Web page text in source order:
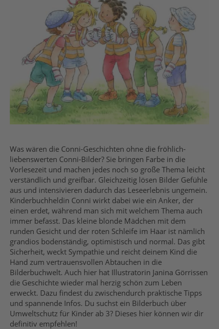
Was wären die Conni-Geschichten ohne die fröhlich-
liebenswerten Conni-Bilder? Sie bringen Farbe in die
Vorlesezeit und machen jedes noch so große Thema leicht
verständlich und greifbar. Gleichzeitig lösen Bilder Gefühle
aus und intensivieren dadurch das Leseerlebnis ungemein.
Kinderbuchheldin Conni wirkt dabei wie ein Anker, der
einen erdet, während man sich mit welchem Thema auch
immer befasst. Das kleine blonde Mädchen mit dem
runden Gesicht und der roten Schleife im Haar ist nämlich
grandios bodenständig, optimistisch und normal. Das gibt
Sicherheit, weckt Sympathie und reicht deinem Kind die
Hand zum vertrauensvollen Abtauchen in die
Bilderbuchwelt. Auch hier hat Illustratorin Janina Görrissen
die Geschichte wieder mal herzig schön zum Leben
erweckt. Dazu findest du zwischendurch praktische Tipps
und spannende Infos. Du suchst ein Bilderbuch über
Umweltschutz für Kinder ab 3? Dieses hier können wir dir
definitiv empfehlen!